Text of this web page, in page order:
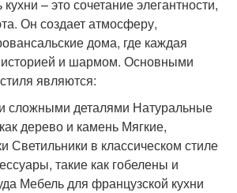
– это сочетание элегантности,
Он создает атмосферу,
дома, где каждая
историей и шармом. Основными
являются:
сложными деталями Натуральные
дерево и камень Мягкие,
Светильники в классическом стиле
такие как гобелены и
Мебель для французской кухни